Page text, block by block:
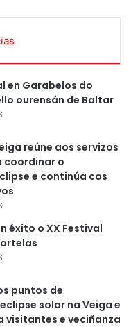
en Garabelos do
ourensán de Baltar
reúne aos servizos
coordinar o
e continúa cos
éxito o XX Festival
puntos de
solar na Veiga e
visitantes e veciñanza